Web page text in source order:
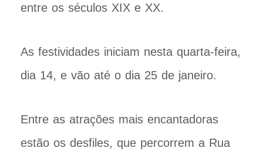
entre os séculos XIX e XX.
As festividades iniciam nesta quarta-feira,
dia 14, e vão até o dia 25 de janeiro.
Entre as atrações mais encantadoras
estão os desfiles, que percorrem a Rua